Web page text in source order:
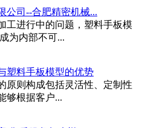
公司--合肥精密机械...
工进行中的问题，塑料手板模
为内部不可...
塑料手板模型的优势
原则构成包括灵活性、定制性
够根据客户...